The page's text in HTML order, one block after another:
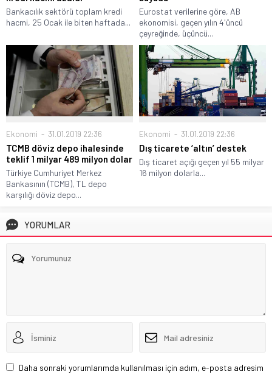
Bankacılık sektörü toplam kredi
hacmi, 25 Ocak ile biten haftada...
Eurostat verilerine göre, AB
ekonomisi, geçen yılın 4'üncü
çeyreğinde, üçüncü...
Ekonomi 31.01.2019 22:36
TCMB döviz depo ihalesinde
teklif 1 milyar 489 milyon dolar
Türkiye Cumhuriyet Merkez
Bankasının (TCMB), TL depo
karşılığı döviz depo...
Ekonomi 31.01.2019 22:36
Dış ticarete ‘altın’ destek
Dış ticaret açığı geçen yıl 55 milyar
16 milyon dolarla...
YORUMLAR
Daha sonraki yorumlarımda kullanılması için adım, e-posta adresim